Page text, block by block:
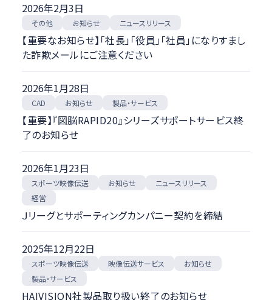
2026年2月3日
その他 お知らせ ニュースリリース
【重要なお知らせ】「社長」「役員」「社員」になりすまし
た詐欺メールにご注意ください
2026年1月28日
CAD お知らせ 製品・サービス
【重要】『図脳RAPID20』シリーズサポートサービス終
了のお知らせ
2026年1月23日
スポーツ映像伝送 お知らせ ニュースリリース
経営
Ｊリーグとサポーティングカンパニー契約を締結
2025年12月22日
スポーツ映像伝送 映像伝送サービス お知らせ
製品・サービス
HAIVISION社製品取り扱い終了のお知らせ